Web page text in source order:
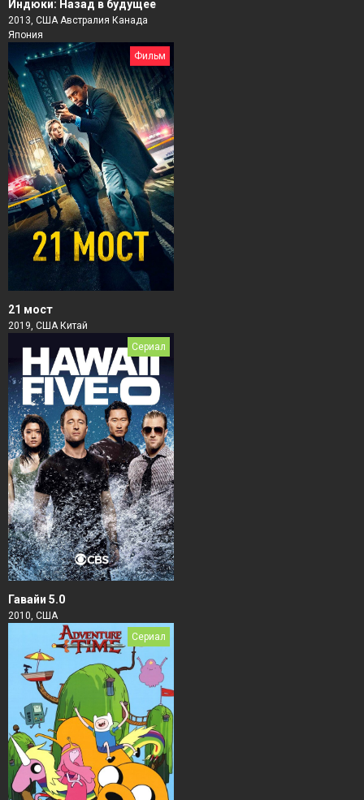
Индюки: Назад в будущее
2013, США Австралия Канада
Япония
Фильм
21 мост
2019, США Китай
Сериал
Гавайи 5.0
2010, США
Сериал